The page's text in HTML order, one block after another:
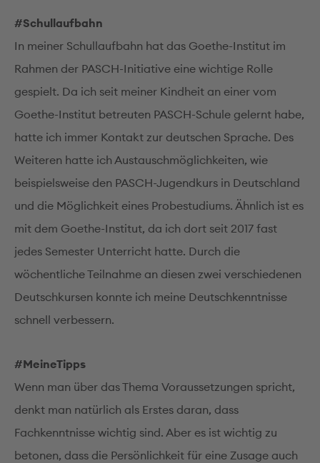
#Schullaufbahn
In meiner Schullaufbahn hat das Goethe-Institut im
Rahmen der PASCH-Initiative eine wichtige Rolle
gespielt. Da ich seit meiner Kindheit an einer vom
Goethe-Institut betreuten PASCH-Schule gelernt habe,
hatte ich immer Kontakt zur deutschen Sprache. Des
Weiteren hatte ich Austauschmöglichkeiten, wie
beispielsweise den PASCH-Jugendkurs in Deutschland
und die Möglichkeit eines Probestudiums. Ähnlich ist es
mit dem Goethe-Institut, da ich dort seit 2017 fast
jedes Semester Unterricht hatte. Durch die
wöchentliche Teilnahme an diesen zwei verschiedenen
Deutschkursen konnte ich meine Deutschkenntnisse
schnell verbessern.
#MeineTipps
Wenn man über das Thema Voraussetzungen spricht,
denkt man natürlich als Erstes daran, dass
Fachkenntnisse wichtig sind. Aber es ist wichtig zu
betonen, dass die Persönlichkeit für eine Zusage auch